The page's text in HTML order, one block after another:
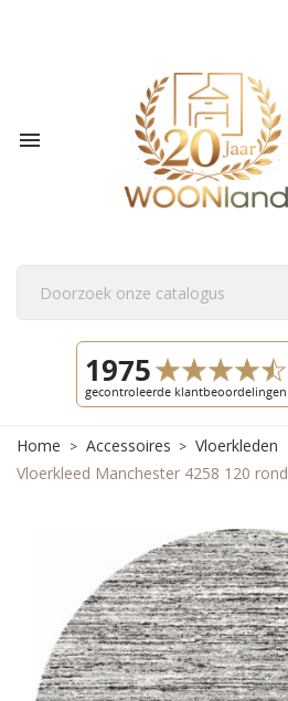

Home Accessoires
Vloerkleden
Vloerkleed Manchester 4258 120 rond